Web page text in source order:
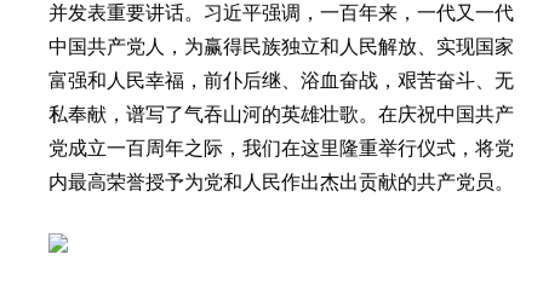
并发表重要讲话。习近平强调，一百年来，一代又一代
中国共产党人，为赢得民族独立和人民解放、实现国家
富强和人民幸福，前仆后继、浴血奋战，艰苦奋斗、无
私奉献，谱写了气吞山河的英雄壮歌。在庆祝中国共产
党成立一百周年之际，我们在这里隆重举行仪式，将党
内最高荣誉授予为党和人民作出杰出贡献的共产党员。